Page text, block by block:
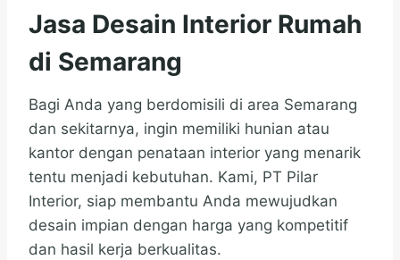
Jasa Desain Interior Rumah
di Semarang
Bagi Anda yang berdomisili di area Semarang
dan sekitarnya, ingin memiliki hunian atau
kantor dengan penataan interior yang menarik
tentu menjadi kebutuhan. Kami, PT Pilar
Interior, siap membantu Anda mewujudkan
desain impian dengan harga yang kompetitif
dan hasil kerja berkualitas.